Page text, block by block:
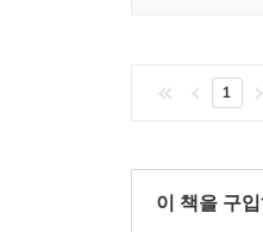
1
이 책을 구